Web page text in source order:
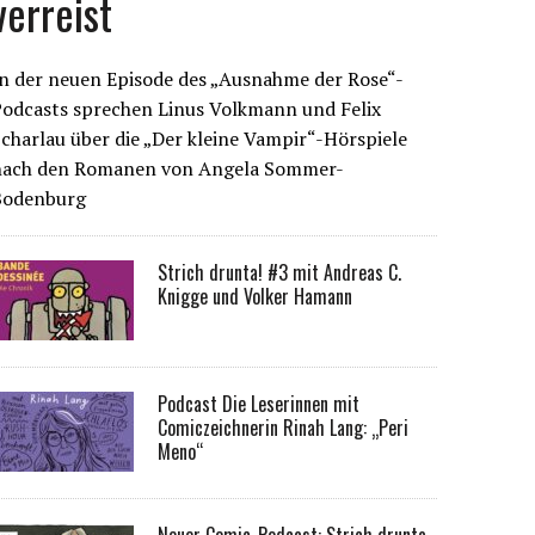
der neuen Episode des „Ausnahme der Rose“-
sprechen Linus Volkmann und Felix
über die „Der kleine Vampir“-Hörspiele
den Romanen von Angela Sommer-
Strich drunta! #3 mit Andreas C.
Knigge und Volker Hamann
Podcast Die Leserinnen mit
Comiczeichnerin Rinah Lang: „Peri
Meno“